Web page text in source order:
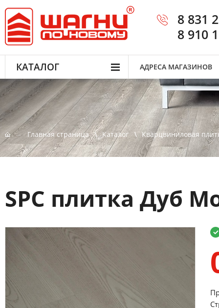
8 831
8 910
КАТАЛОГ АДРЕСА МАГАЗИНОВ
Главная страница Каталог Кварцвиниловая
SPC плитка Дуб